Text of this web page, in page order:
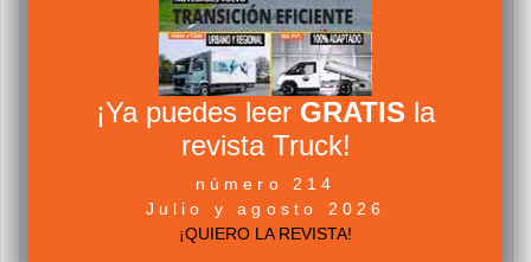
¡Ya puedes leer GRATIS la
revista Truck!
número 214
Julio y agosto 2026
¡QUIERO LA REVISTA!